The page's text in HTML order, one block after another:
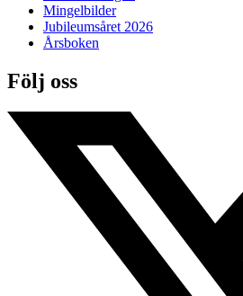
Mingelbilder
Jubileumsåret 2026
Årsboken
Följ oss